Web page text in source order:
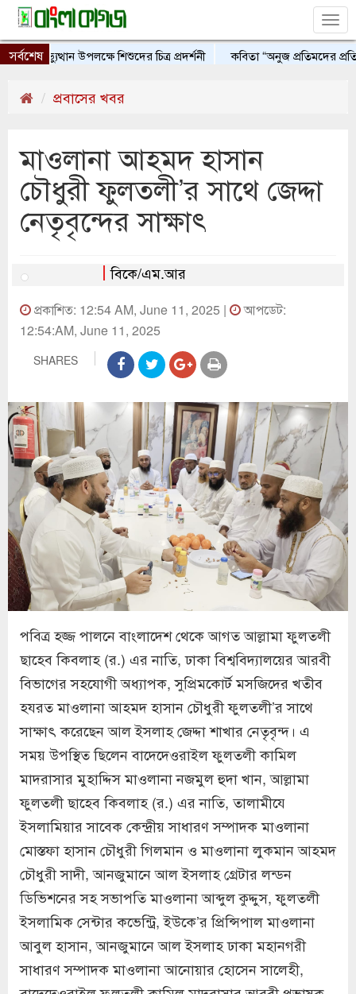
সর্বশেষ
গণঅভ্যুত্থান উপলক্ষে শিশুদের চিত্র প্রদর্শনী কবিতা “অনুজ প্রতিমদের প্রতি”
প্রবাসের খবর
মাওলানা আহমদ হাসান
চৌধুরী ফুলতলী’র সাথে জেদ্দা
নেতৃবৃন্দের সাক্ষাৎ
বিকে/এম.আর
প্রকাশিত: 12:54 AM, June 11, 2025 |
আপডেট:
12:54:AM, June 11, 2025
SHARES
পবিত্র হজ্জ পালনে বাংলাদেশ থেকে আগত আল্লামা ফুলতলী
ছাহেব কিবলাহ (র.) এর নাতি, ঢাকা বিশ্ববিদ্যালয়ের আরবী
বিভাগের সহযোগী অধ্যাপক, সুপ্রিমকোর্ট মসজিদের খতীব
হযরত মাওলানা আহমদ হাসান চৌধুরী ফুলতলী’র সাথে
সাক্ষাৎ করেছেন আল ইসলাহ জেদ্দা শাখার নেতৃবৃন্দ। এ
সময় উপস্থিত ছিলেন বাদেদেওরাইল ফুলতলী কামিল
মাদরাসার মুহাদ্দিস মাওলানা নজমুল হুদা খান, আল্লামা
ফুলতলী ছাহেব কিবলাহ (র.) এর নাতি, তালামীযে
ইসলামিয়ার সাবেক কেন্দ্রীয় সাধারণ সম্পাদক মাওলানা
মোস্তফা হাসান চৌধুরী গিলমান ও মাওলানা লুকমান আহমদ
চৌধুরী সাদী, আনজুমানে আল ইসলাহ গ্রেটার লন্ডন
ডিভিশনের সহ সভাপতি মাওলানা আব্দুল কুদ্দুস, ফুলতলী
ইসলামিক সেন্টার কভেন্ট্রি, ইউকে’র প্রিন্সিপাল মাওলানা
আবুল হাসান, আনজুমানে আল ইসলাহ ঢাকা মহানগরী
সাধারণ সম্পাদক মাওলানা আনোয়ার হোসেন সালেহী,